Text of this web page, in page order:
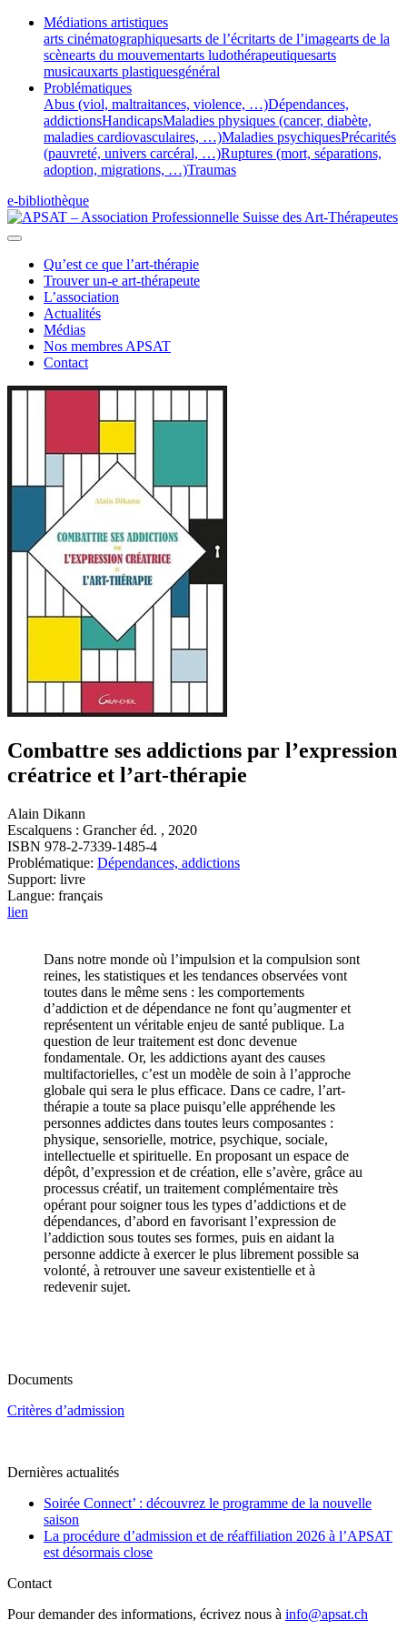
Médiations artistiques
arts cinématographiquesarts de l’écritarts de l’imagearts de la
scènearts du mouvementarts ludothérapeutiquesarts
musicauxarts plastiquesgénéral
Problématiques
Abus (viol, maltraitances, violence, …)Dépendances,
addictionsHandicapsMaladies physiques (cancer, diabète,
maladies cardiovasculaires, …)Maladies psychiquesPrécarités
(pauvreté, univers carcéral, …)Ruptures (mort, séparations,
adoption, migrations, …)Traumas
e-bibliothèque
Qu’est ce que l’art-thérapie
Trouver un-e art-thérapeute
L’association
Actualités
Médias
Nos membres APSAT
Contact
Combattre ses addictions par l’expression
créatrice et l’art-thérapie
Alain Dikann
Escalquens : Grancher éd. , 2020
ISBN 978-2-7339-1485-4
Problématique: Dépendances, addictions
Support: livre
Langue: français
lien
Dans notre monde où l’impulsion et la compulsion sont
reines, les statistiques et les tendances observées vont
toutes dans le même sens : les comportements
d’addiction et de dépendance ne font qu’augmenter et
représentent un véritable enjeu de santé publique. La
question de leur traitement est donc devenue
fondamentale. Or, les addictions ayant des causes
multifactorielles, c’est un modèle de soin à l’approche
globale qui sera le plus efficace. Dans ce cadre, l’art-
thérapie a toute sa place puisqu’elle appréhende les
personnes addictes dans toutes leurs composantes :
physique, sensorielle, motrice, psychique, sociale,
intellectuelle et spirituelle. En proposant un espace de
dépôt, d’expression et de création, elle s’avère, grâce au
processus créatif, un traitement complémentaire très
opérant pour soigner tous les types d’addictions et de
dépendances, d’abord en favorisant l’expression de
l’addiction sous toutes ses formes, puis en aidant la
personne addicte à exercer le plus librement possible sa
volonté, à retrouver une saveur existentielle et à
redevenir sujet.
Documents
Critères d’admission
Dernières actualités
Soirée Connect’ : découvrez le programme de la nouvelle
saison
La procédure d’admission et de réaffiliation 2026 à l’APSAT
est désormais close
Contact
Pour demander des informations, écrivez nous à info@apsat.ch